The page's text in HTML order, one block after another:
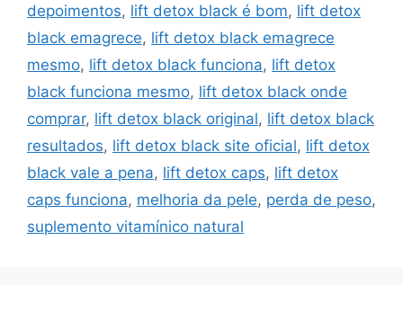
depoimentos, lift detox black é bom, lift detox
black emagrece, lift detox black emagrece
mesmo, lift detox black funciona, lift detox
black funciona mesmo, lift detox black onde
comprar, lift detox black original, lift detox black
resultados, lift detox black site oficial, lift detox
black vale a pena, lift detox caps, lift detox
caps funciona, melhoria da pele, perda de peso,
suplemento vitamínico natural